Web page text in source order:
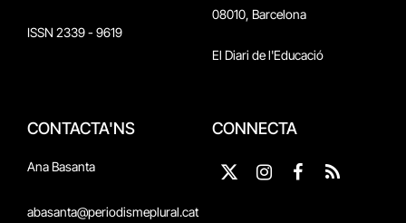
ISSN 2339 - 9619
08010, Barcelona
El Diari de l'Educació
CONTACTA'NS
Ana Basanta
abasanta@periodismeplural.cat
CONNECTA
X
Instagram
Facebook
RSS